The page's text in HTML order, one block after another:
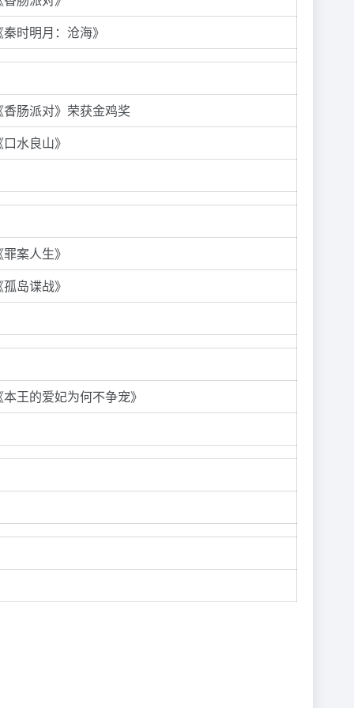
秦时明月：沧海》
香肠派对》荣获金鸡奖
口水良山》
罪案人生》
孤岛谍战》
本王的爱妃为何不争宠》